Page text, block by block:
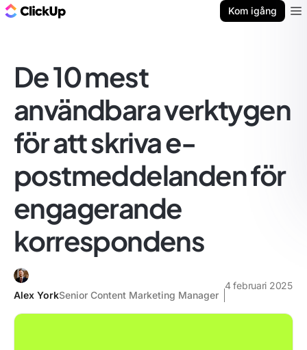
Kom igång
De 10 mest
användbara verktygen
för att skriva e-
postmeddelanden för
engagerande
korrespondens
Alex YorkSenior Content Marketing Manager
4 februari 2025